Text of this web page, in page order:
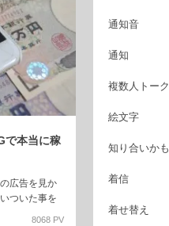
で本当に稼
広告を見か
ついた事を
8068 PV
通知音
通知
複数人トーク
絵文字
知り合いかも
着信
着せ替え